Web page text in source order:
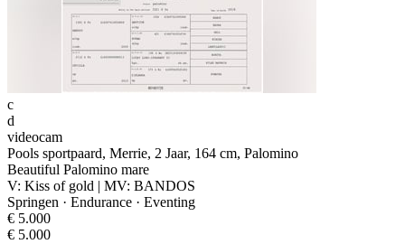
c
d
videocam
Pools sportpaard, Merrie, 2 Jaar, 164 cm, Palomino
Beautiful Palomino mare
V: Kiss of gold | MV: BANDOS
Springen · Endurance · Eventing
€ 5.000
€ 5.000